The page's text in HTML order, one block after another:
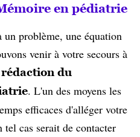
en pédiatrie
un problème, une équation
venir à votre secours à
du
. L'un des moyens les
efficaces d'alléger votre
tel cas serait de contacter